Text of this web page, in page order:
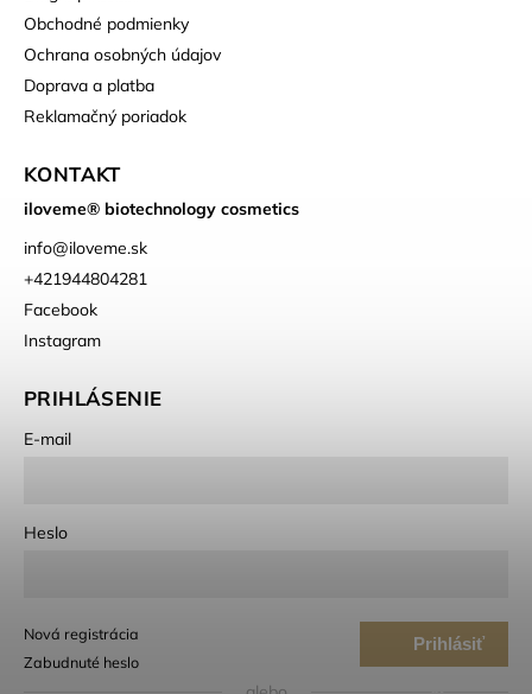
Obchodné podmienky
Ochrana osobných údajov
Doprava a platba
Reklamačný poriadok
KONTAKT
iloveme® biotechnology cosmetics
info@iloveme.sk
+421944804281
Facebook
Instagram
PRIHLÁSENIE
E-mail
Heslo
Prihlásiť
Nová registrácia
Zabudnuté heslo